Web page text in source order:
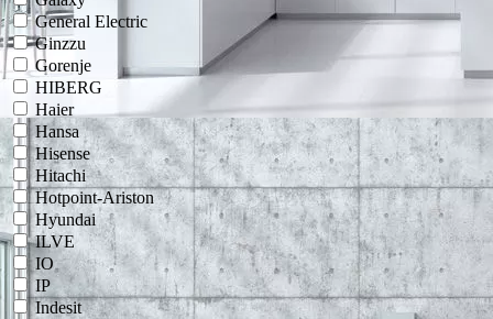
General Electric
Ginzzu
Gorenje
HIBERG
Haier
Hansa
Hisense
Hitachi
Hotpoint-Ariston
Hyundai
ILVE
IO
IP
Indesit